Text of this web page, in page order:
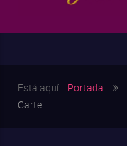
Está aquí: Portada
Cartel